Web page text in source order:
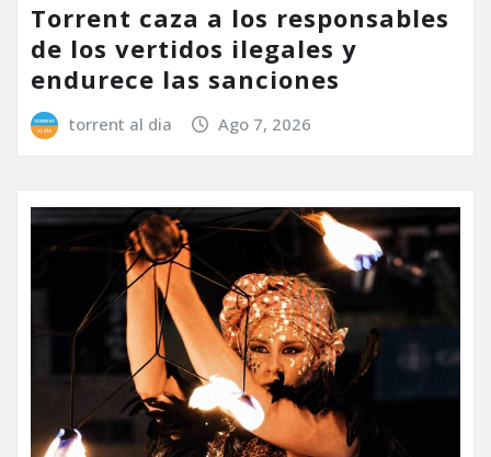
Torrent caza a los responsables
de los vertidos ilegales y
endurece las sanciones
torrent al dia Ago 7, 2026